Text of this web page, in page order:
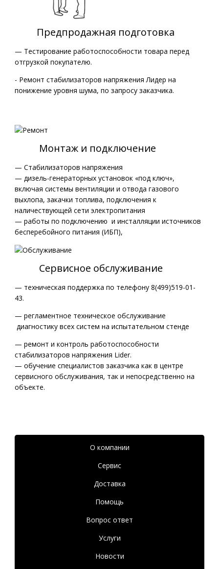
Предпродажная подготовка
— Тестирование работоспособности товара перед
отгрузкой покупателю.
- Ремонт стабилизаторов напряжения Лидер на
понижение уровня шума, по запросу заказчика.
Монтаж и подключение
— Стабилизаторов напряжения
— дизель-генераторных установок «под ключ»,
включая системы вентиляции и отвода газового
выхлопа, закачки топлива, подключения к
наличествующей сети электропитания
— работы по подключению и инсталляции источников
бесперебойного питания (ИБП),
Сервисное обслуживание
— техническая поддержка по телефону 8(499)519-01-
43.
— регламентное техническое обслуживание
диагностику всех систем на испытательном стенде
— ремонт и контроль работоспособности
стабилизаторов напряжения Lider.
— обучение специалистов заказчика как в центре
сервисного обслуживания, так и непосредственно на
объекте.
О компании
Сервис
Доставка
Помощь
Вопрос ответ
Услуги
Новости